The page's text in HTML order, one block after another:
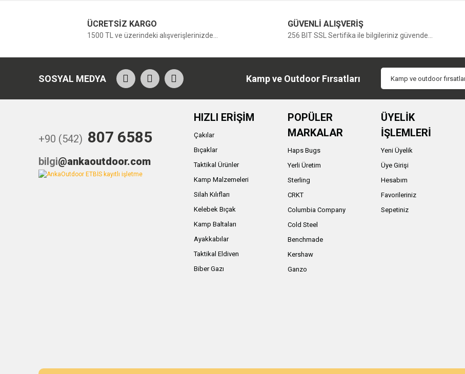
Bu ürüne ilk yorumu siz yapın!
ÜCRETSİZ KARGO
1500 TL ve üzerindeki alışverişlerinizde...
GÜVENLİ ALIŞVERİŞ
256 BIT SSL Sertifika ile bilgileriniz güvende...
SOSYAL MEDYA Kamp ve Outdoor Fırsatları
+90 (542) 807 6585
bilgi@ankaoutdoor.com
HIZLI ERİŞİM
Çakılar
Bıçaklar
Taktikal Ürünler
Kamp Malzemeleri
Silah Kılıfları
Kelebek Bıçak
Kamp Baltaları
Ayakkabılar
Taktikal Eldiven
Biber Gazı
POPÜLER
MARKALAR
Haps Bugs
Yerli Üretim
Sterling
CRKT
Columbia Company
Cold Steel
Benchmade
Kershaw
Ganzo
ÜYELİK
İŞLEMLERİ
Yeni Üyelik
Üye Girişi
Hesabım
Favorileriniz
Sepetiniz